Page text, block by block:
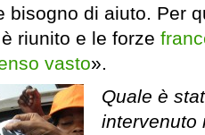
bisogno di aiuto. Per
riunito e le forze
vasto».
Quale è
intervenuto